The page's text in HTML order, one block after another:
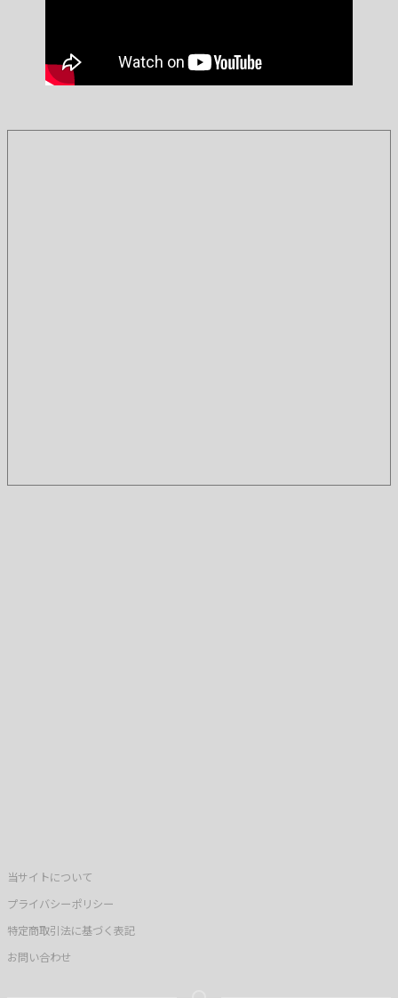
当サイトについて
プライバシーポリシー
特定商取引法に基づく表記
お問い合わせ